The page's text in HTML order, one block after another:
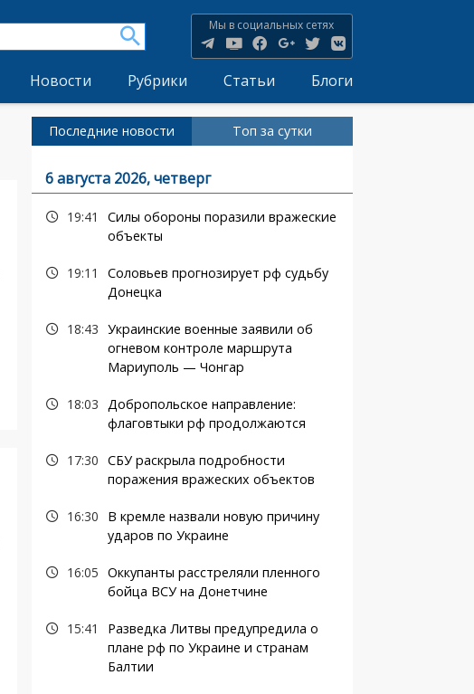
Мы в социальных сетях
Новости Рубрики Статьи Блоги
Последние новости Топ за сутки
6 августа 2026, четверг
19:41
Силы обороны поразили вражеские
объекты
19:11
Соловьев прогнозирует рф судьбу
Донецка
18:43 Украинские военные заявили об
огневом контроле маршрута
Мариуполь — Чонгар
18:03 Добропольское направление:
флаговтыки рф продолжаются
17:30 СБУ раскрыла подробности
поражения вражеских объектов
16:30
В кремле назвали новую причину
ударов по Украине
16:05 Оккупанты расстреляли пленного
бойца ВСУ на Донетчине
15:41
Разведка Литвы предупредила о
плане рф по Украине и странам
Балтии